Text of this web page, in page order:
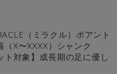
（ミラクル）ポアント
X〜XXXX）シャンク
ト対象】成長期の足に優し